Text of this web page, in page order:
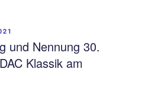
und Nennung 30.
Klassik am